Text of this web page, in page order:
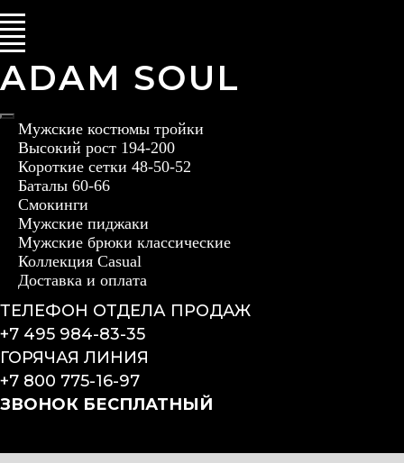
ADAM SOUL
Мужские костюмы тройки
Высокий рост 194-200
Короткие сетки 48-50-52
Баталы 60-66
Смокинги
Мужские пиджаки
Мужские брюки классические
Коллекция Casual
Доставка и оплата
ТЕЛЕФОН ОТДЕЛА ПРОДАЖ
+7 495 984-83-35
ГОРЯЧАЯ ЛИНИЯ
+7 800 775-16-97
ЗВОНОК БЕСПЛАТНЫЙ